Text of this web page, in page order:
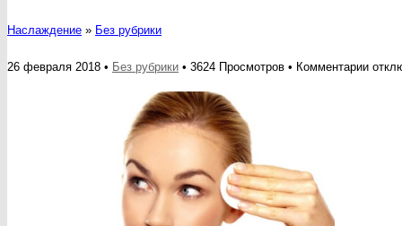
Наслаждение » Без рубрики
26 февраля 2018 • Без рубрики • 3624 Просмотров • Комментариик